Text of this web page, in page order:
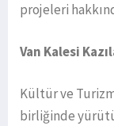
projeleri
Van Kalesi
Kültür ve
birliğinde